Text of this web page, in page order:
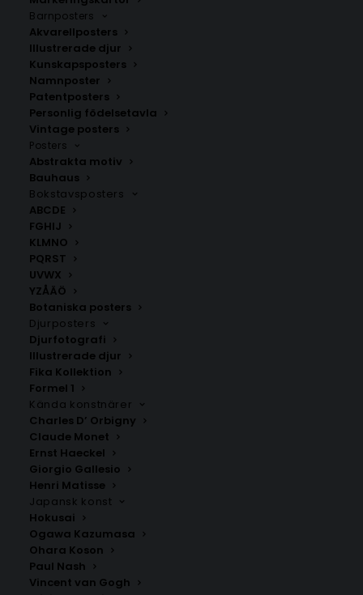
Barnposters
Akvarellposters
Illustrerade djur
Kunskapsposters
Namnposter
Patentposters
Personlig födelsetavla
Vintage posters
Posters
Abstrakta motiv
Bauhaus
Bokstavsposters
ABCDE
FGHIJ
KLMNO
PQRST
UVWX
YZÅÄÖ
Botaniska posters
Djurposters
Djurfotografi
Illustrerade djur
Fika Kollektion
Formel 1
Kända konstnärer
Charles D’ Orbigny
Claude Monet
Ernst Haeckel
Giorgio Gallesio
Henri Matisse
Japansk konst
Hokusai
Ogawa Kazumasa
Ohara Koson
Paul Nash
Vincent van Gogh
storlekar och inspirerar till lek och fantasi.
Barnposters ,Illustrerade djur
ANDRA KÖPTE ÄVEN
Let’s play poster
Fr.149.00